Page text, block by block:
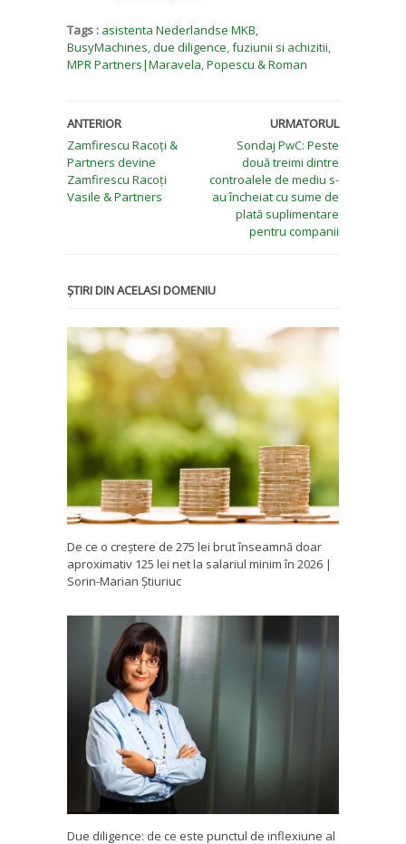
Tags : asistenta Nederlandse MKB,
BusyMachines,due diligence,fuziunii si achizitii,
MPR Partners|Maravela,Popescu & Roman
ANTERIOR
Zamfirescu Racoți &
Partners devine
Zamfirescu Racoți
Vasile & Partners
URMATORUL
Sondaj PwC: Peste
două treimi dintre
controalele de mediu s-
au încheiat cu sume de
plată suplimentare
pentru companii
ȘTIRI DIN ACELASI DOMENIU
De ce o creștere de 275 lei brut înseamnă doar
aproximativ 125 lei net la salariul minim în 2026 |
Sorin-Marian Știuriuc
Due diligence: de ce este punctul de inflexiune al